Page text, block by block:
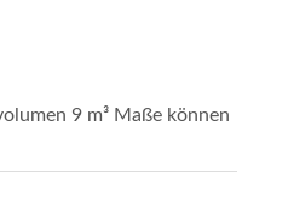
9 m³ Maße können